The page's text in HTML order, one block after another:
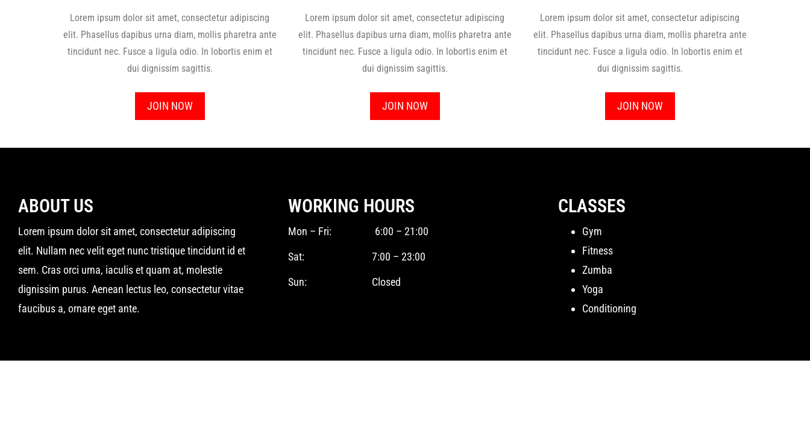
Lorem ipsum dolor sit amet, consectetur adipiscing
elit. Phasellus dapibus urna diam, mollis pharetra ante
tincidunt nec. Fusce a ligula odio. In lobortis enim et
dui dignissim sagittis.
JOIN NOW
Lorem ipsum dolor sit amet, consectetur adipiscing
elit. Phasellus dapibus urna diam, mollis pharetra ante
tincidunt nec. Fusce a ligula odio. In lobortis enim et
dui dignissim sagittis.
JOIN NOW
Lorem ipsum dolor sit amet, consectetur adipiscing
elit. Phasellus dapibus urna diam, mollis pharetra ante
tincidunt nec. Fusce a ligula odio. In lobortis enim et
dui dignissim sagittis.
JOIN NOW
ABOUT US
Lorem ipsum dolor sit amet, consectetur adipiscing
elit. Nullam nec velit eget nunc tristique tincidunt id et
sem. Cras orci urna, iaculis et quam at, molestie
dignissim purus. Aenean lectus leo, consectetur vitae
faucibus a, ornare eget ante.
WORKING HOURS
Mon – Fri: 6:00 – 21:00
Sat: 7:00 – 23:00
Sun: Closed
CLASSES
Gym
Fitness
Zumba
Yoga
Conditioning